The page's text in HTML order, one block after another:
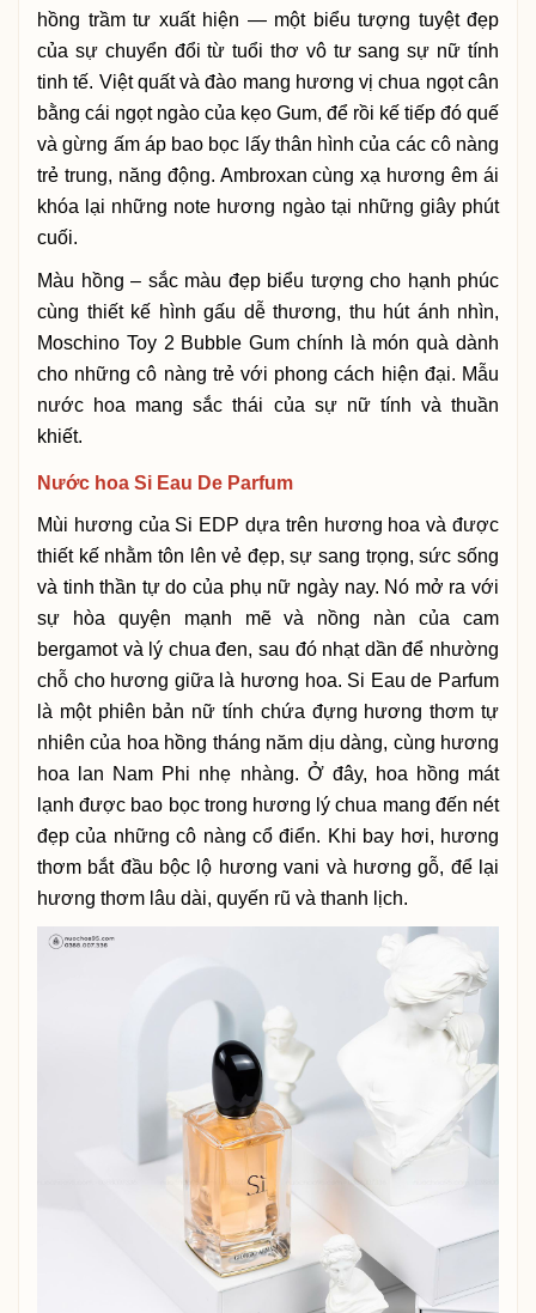
hồng trầm tư xuất hiện — một biểu tượng tuyệt đẹp
của sự chuyển đổi từ tuổi thơ vô tư sang sự nữ tính
tinh tế. Việt quất và đào mang hương vị chua ngọt cân
bằng cái ngọt ngào của kẹo Gum, để rồi kế tiếp đó quế
và gừng ấm áp bao bọc lấy thân hình của các cô nàng
trẻ trung, năng động. Ambroxan cùng xạ hương êm ái
khóa lại những note hương ngào tại những giây phút
cuối.
Màu hồng – sắc màu đẹp biểu tượng cho hạnh phúc
cùng thiết kế hình gấu dễ thương, thu hút ánh nhìn,
Moschino Toy 2 Bubble Gum chính là món quà dành
cho những cô nàng trẻ với phong cách hiện đại. Mẫu
nước hoa mang sắc thái của sự nữ tính và thuần
khiết.
Nước hoa Si Eau De Parfum
Mùi hương của Si EDP dựa trên hương hoa và được
thiết kế nhằm tôn lên vẻ đẹp, sự sang trọng, sức sống
và tinh thần tự do của phụ nữ ngày nay. Nó mở ra với
sự hòa quyện mạnh mẽ và nồng nàn của cam
bergamot và lý chua đen, sau đó nhạt dần để nhường
chỗ cho hương giữa là hương hoa. Si Eau de Parfum
là một phiên bản nữ tính chứa đựng hương thơm tự
nhiên của hoa hồng tháng năm dịu dàng, cùng hương
hoa lan Nam Phi nhẹ nhàng. Ở đây, hoa hồng mát
lạnh được bao bọc trong hương lý chua mang đến nét
đẹp của những cô nàng cổ điển. Khi bay hơi, hương
thơm bắt đầu bộc lộ hương vani và hương gỗ, để lại
hương thơm lâu dài, quyến rũ và thanh lịch.